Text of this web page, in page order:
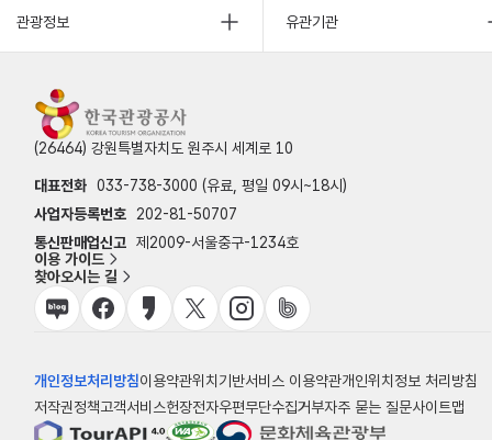
관광정보 유관기관
(26464) 강원특별자치도 원주시 세계로 10
대표전화 033-738-3000 (유료, 평일 09시~18시)
사업자등록번호
202-81-50707
통신판매업신고 제2009-서울중구-1234호
이용 가이드
찾아오시는 길
개인정보처리방침이용약관위치기반서비스 이용약관개인위치정보 처리방침
저작권정책고객서비스헌장전자우편무단수집거부자주 묻는 질문사이트맵